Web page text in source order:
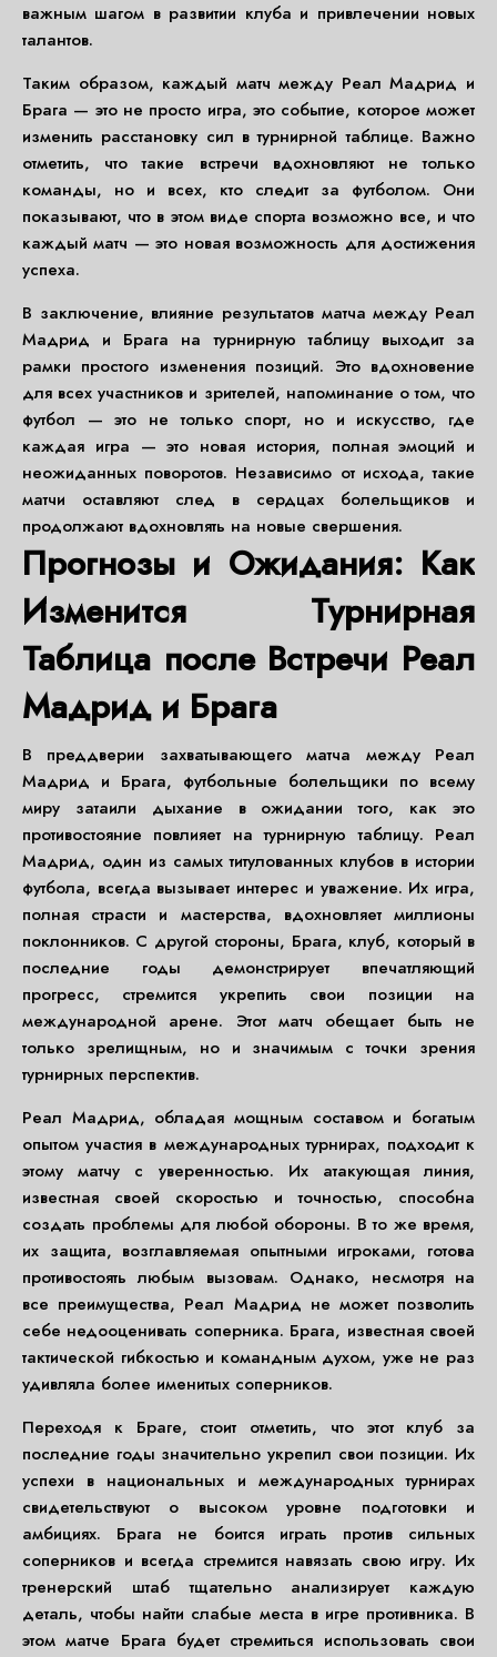
важным шагом в развитии клуба и привлечении новых
талантов.
Таким образом, каждый матч между Реал Мадрид и
Брага — это не просто игра, это событие, которое может
изменить расстановку сил в турнирной таблице. Важно
отметить, что такие встречи вдохновляют не только
команды, но и всех, кто следит за футболом. Они
показывают, что в этом виде спорта возможно все, и что
каждый матч — это новая возможность для достижения
успеха.
В заключение, влияние результатов матча между Реал
Мадрид и Брага на турнирную таблицу выходит за
рамки простого изменения позиций. Это вдохновение
для всех участников и зрителей, напоминание о том, что
футбол — это не только спорт, но и искусство, где
каждая игра — это новая история, полная эмоций и
неожиданных поворотов. Независимо от исхода, такие
матчи оставляют след в сердцах болельщиков и
продолжают вдохновлять на новые свершения.
Прогнозы и Ожидания: Как
Изменится Турнирная
Таблица после Встречи Реал
Мадрид и Брага
В преддверии захватывающего матча между Реал
Мадрид и Брага, футбольные болельщики по всему
миру затаили дыхание в ожидании того, как это
противостояние повлияет на турнирную таблицу. Реал
Мадрид, один из самых титулованных клубов в истории
футбола, всегда вызывает интерес и уважение. Их игра,
полная страсти и мастерства, вдохновляет миллионы
поклонников. С другой стороны, Брага, клуб, который в
последние годы демонстрирует впечатляющий
прогресс, стремится укрепить свои позиции на
международной арене. Этот матч обещает быть не
только зрелищным, но и значимым с точки зрения
турнирных перспектив.
Реал Мадрид, обладая мощным составом и богатым
опытом участия в международных турнирах, подходит к
этому матчу с уверенностью. Их атакующая линия,
известная своей скоростью и точностью, способна
создать проблемы для любой обороны. В то же время,
их защита, возглавляемая опытными игроками, готова
противостоять любым вызовам. Однако, несмотря на
все преимущества, Реал Мадрид не может позволить
себе недооценивать соперника. Брага, известная своей
тактической гибкостью и командным духом, уже не раз
удивляла более именитых соперников.
Переходя к Браге, стоит отметить, что этот клуб за
последние годы значительно укрепил свои позиции. Их
успехи в национальных и международных турнирах
свидетельствуют о высоком уровне подготовки и
амбициях. Брага не боится играть против сильных
соперников и всегда стремится навязать свою игру. Их
тренерский штаб тщательно анализирует каждую
деталь, чтобы найти слабые места в игре противника. В
этом матче Брага будет стремиться использовать свои